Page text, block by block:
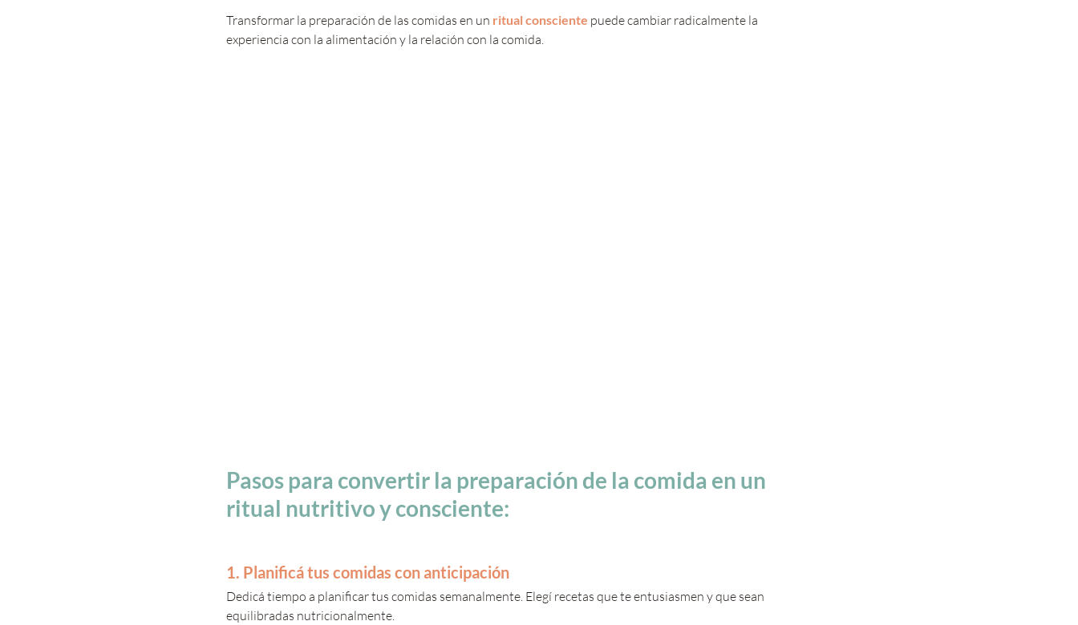
Transformar la preparación de las comidas en un ritual consciente puede cambiar radicalmente la
experiencia con la alimentación y la relación con la comida.
Pasos para convertir la preparación de la comida en un
ritual nutritivo y consciente:
1. Planificá tus comidas con anticipación
Dedicá tiempo a planificar tus comidas semanalmente. Elegí recetas que te entusiasmen y que sean
equilibradas nutricionalmente.